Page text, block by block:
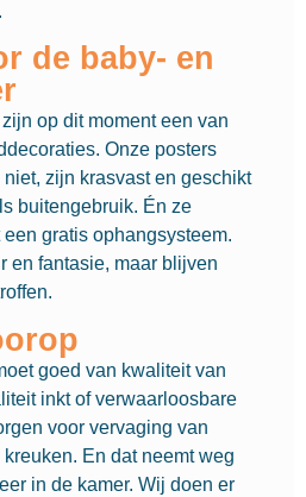
de baby- en
op dit moment een van
Onze posters
zijn krasvast en geschikt
buitengebruik. Én ze
gratis ophangsysteem.
en fantasie, maar blijven
goed van kwaliteit van
inkt of verwaarloosbare
voor vervaging van
En dat neemt weg
in de kamer. Wij doen er